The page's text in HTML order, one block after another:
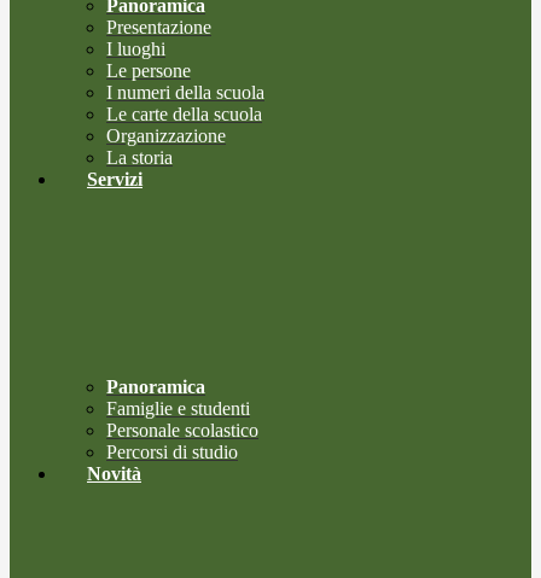
Panoramica
Presentazione
I luoghi
Le persone
I numeri della scuola
Le carte della scuola
Organizzazione
La storia
Servizi
Panoramica
Famiglie e studenti
Personale scolastico
Percorsi di studio
Novità